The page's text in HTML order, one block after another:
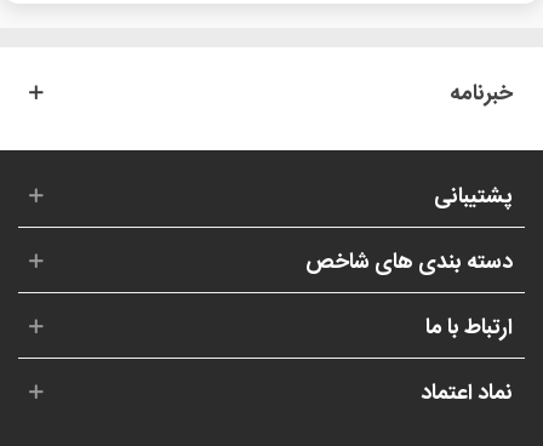
خبرنامه
پشتیبانی
دسته بندی های شاخص
ارتباط با ما
نماد اعتماد